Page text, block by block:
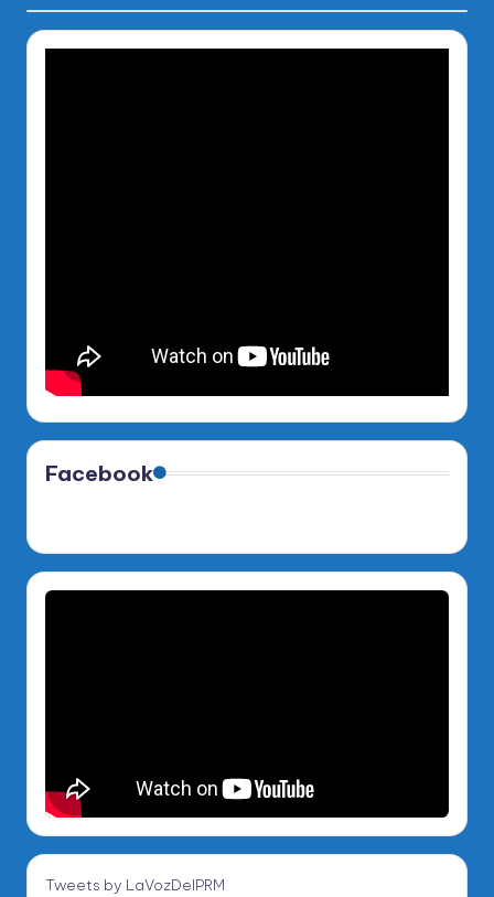
Facebook
Tweets by LaVozDelPRM